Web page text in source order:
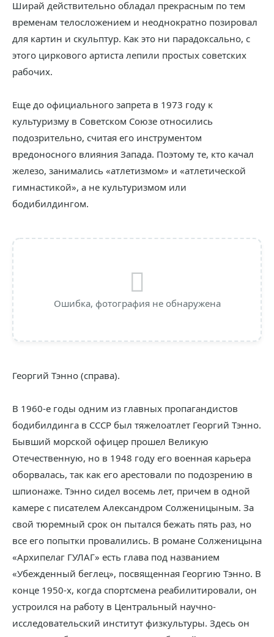
Ширай действительно обладал прекрасным по тем
временам телосложением и неоднократно позировал
для картин и скульптур. Как это ни парадоксально, с
этого циркового артиста лепили простых советских
рабочих.
Еще до официального запрета в 1973 году к
культуризму в Советском Союзе относились
подозрительно, считая его инструментом
вредоносного влияния Запада. Поэтому те, кто качал
железо, занимались «атлетизмом» и «атлетической
гимнастикой», а не культуризмом или
бодибилдингом.
Ошибка, фотография не обнаружена
Георгий Тэнно (справа).
В 1960-е годы одним из главных пропагандистов
бодибилдинга в СССР был тяжелоатлет Георгий Тэнно.
Бывший морской офицер прошел Великую
Отечественную, но в 1948 году его военная карьера
оборвалась, так как его арестовали по подозрению в
шпионаже. Тэнно сидел восемь лет, причем в одной
камере с писателем Александром Солженицыным. За
свой тюремный срок он пытался бежать пять раз, но
все его попытки провалились. В романе Солженицына
«Архипелаг ГУЛАГ» есть глава под названием
«Убежденный беглец», посвященная Георгию Тэнно. В
конце 1950-х, когда спортсмена реабилитировали, он
устроился на работу в Центральный научно-
исследовательский институт физкультуры. Здесь он